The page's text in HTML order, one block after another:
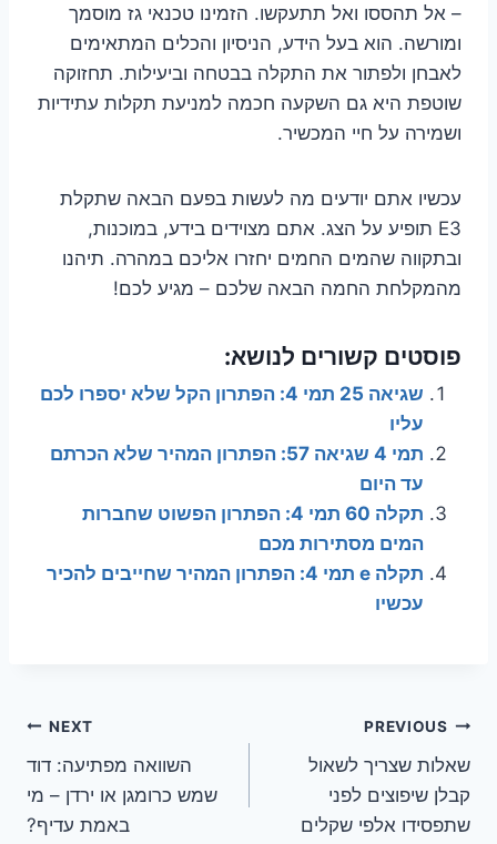
– אל תהססו ואל תתעקשו. הזמינו טכנאי גז מוסמך
ומורשה. הוא בעל הידע, הניסיון והכלים המתאימים
לאבחן ולפתור את התקלה בבטחה וביעילות. תחזוקה
שוטפת היא גם השקעה חכמה למניעת תקלות עתידיות
ושמירה על חיי המכשיר.
עכשיו אתם יודעים מה לעשות בפעם הבאה שתקלת
E3 תופיע על הצג. אתם מצוידים בידע, במוכנות,
ובתקווה שהמים החמים יחזרו אליכם במהרה. תיהנו
מהמקלחת החמה הבאה שלכם – מגיע לכם!
פוסטים קשורים לנושא:
שגיאה 25 תמי 4: הפתרון הקל שלא יספרו לכם
עליו
תמי 4 שגיאה 57: הפתרון המהיר שלא הכרתם
עד היום
תקלה 60 תמי 4: הפתרון הפשוט שחברות
המים מסתירות מכם
תקלה e תמי 4: הפתרון המהיר שחייבים להכיר
עכשיו
ניווט
PREVIOUS
שאלות שצריך לשאול
קבלן שיפוצים לפני
שתפסידו אלפי שקלים
NEXT
השוואה מפתיעה: דוד
שמש כרומגן או ירדן – מי
באמת עדיף?